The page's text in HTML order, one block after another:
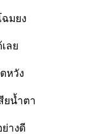
มยง
ลย
หวัง
ยน้ำตา
างดี